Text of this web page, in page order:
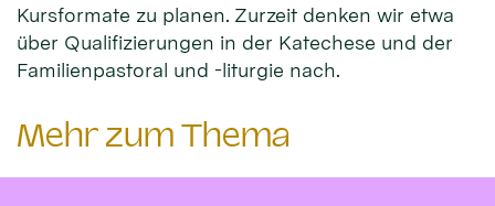
Kursformate zu planen. Zurzeit denken wir etwa
über Qualifizierungen in der Katechese und der
Familienpastoral und -liturgie nach.
Mehr zum Thema